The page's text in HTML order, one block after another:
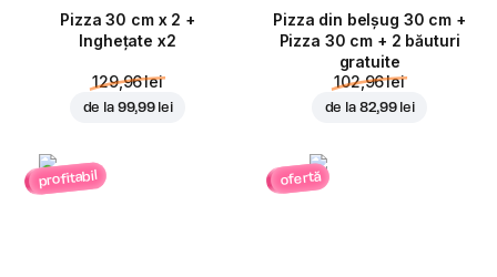
Pizza 30 cm x 2 +
Inghețate x2
129,96 lei
de la 99,99 lei
Pizza din belșug 30 cm +
Pizza 30 cm + 2 băuturi
gratuite
102,96 lei
de la 82,99 lei
profitabil ofertă